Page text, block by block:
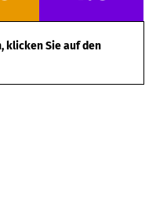
klicken Sie auf den